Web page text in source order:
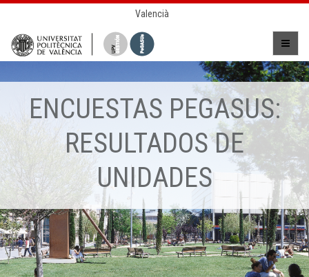
Valencià
ENCUESTAS PEGASUS:
RESULTADOS DE
UNIDADES